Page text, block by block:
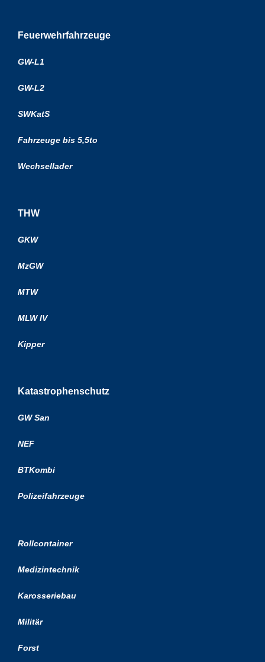
Feuerwehrfahrzeuge
GW-L1
GW-L2
SWKatS
Fahrzeuge bis 5,5to
Wechsellader
THW
GKW
MzGW
MTW
MLW IV
Kipper
Katastrophenschutz
GW San
NEF
BTKombi
Polizeifahrzeuge
Rollcontainer
Medizintechnik
Karosseriebau
Militär
Forst